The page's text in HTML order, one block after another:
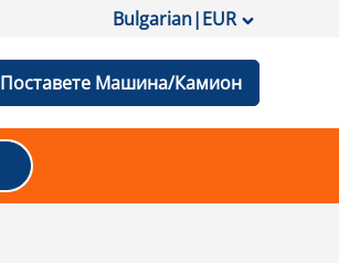
Bulgarian|EUR
Поставете Машина/Камион